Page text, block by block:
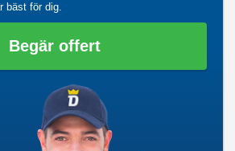
bäst för dig.
Begär offert